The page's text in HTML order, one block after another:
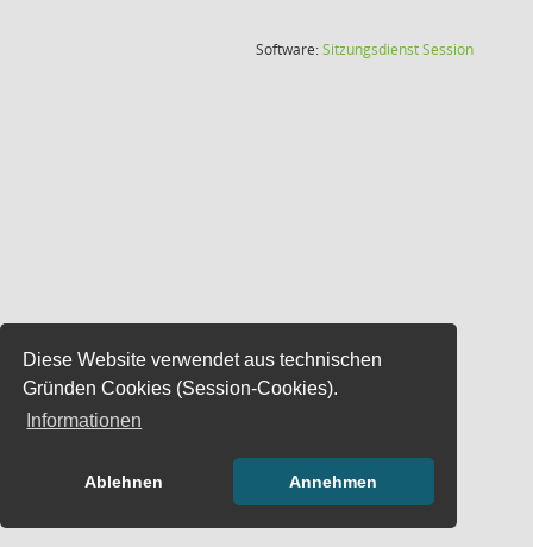
Diese Website verwendet aus technischen
Gründen Cookies (Session-Cookies).
Informationen
Ablehnen Annehmen
Software:SitzungsdienstSession(Wird in